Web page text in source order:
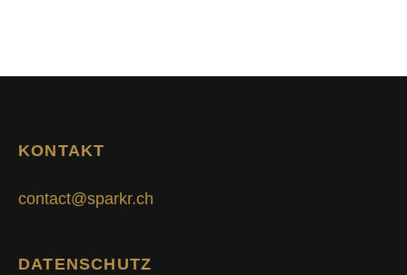
KONTAKT
contact@sparkr.ch
DATENSCHUTZ